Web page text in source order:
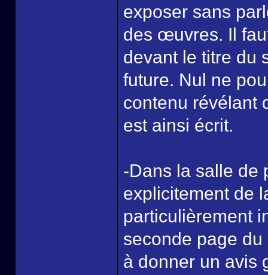
exposer sans
des œuvres. Il
devant le titre du
future. Nul ne
contenu révélant
est ainsi écrit.
-Dans la salle de
explicitement de
particulièrement
seconde page
à donner un avis